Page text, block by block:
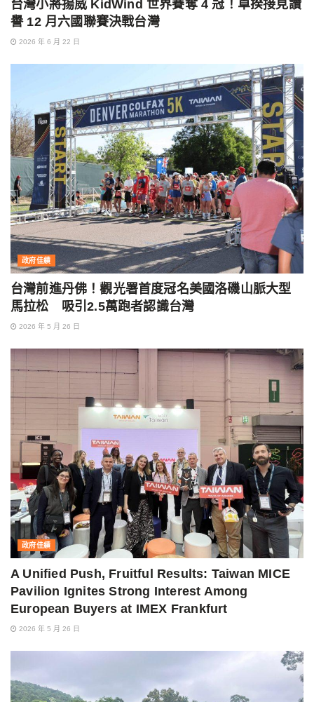
台灣小將揚威 KidWind 世界賽奪 4 冠！卓揆接見讚
譽 12 月六國聯賽決戰台灣
2026 年 6 月 22 日
政府佳績
台灣前進丹佛！觀光署首度冠名美國洛磯山脈大型
馬拉松 吸引2.5萬跑者認識台灣
2026 年 5 月 26 日
政府佳績
A Unified Push, Fruitful Results: Taiwan MICE
Pavilion Ignites Strong Interest Among
European Buyers at IMEX Frankfurt
2026 年 5 月 26 日